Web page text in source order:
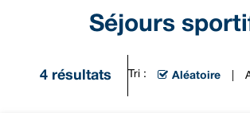
Séjours
4résultats Tri : Aléatoire